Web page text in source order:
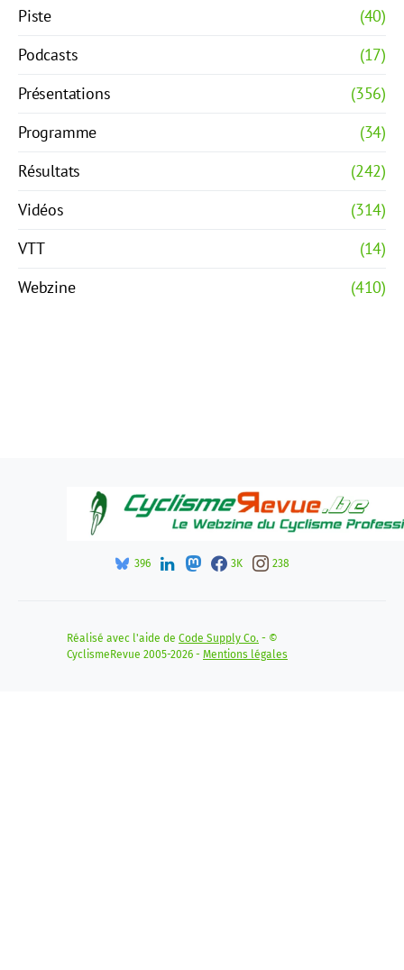
Piste
(40)
Podcasts
(17)
Présentations
(356)
Programme
(34)
Résultats
(242)
Vidéos
(314)
VTT
(14)
Webzine
(410)
396 3K 238
Réalisé avec l'aide de Code Supply Co. - ©
CyclismeRevue 2005-2026 - Mentions légales